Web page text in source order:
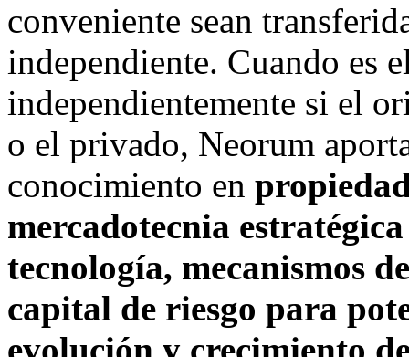
conveniente sean
independiente. Cuando es
independientemente si el
o el privado, Neorum
conocimiento en
mercadotecnia
tecnología, mecanismos
capital de riesgo para